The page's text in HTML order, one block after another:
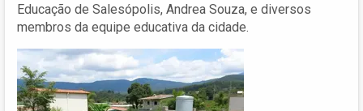
Educação de Salesópolis, Andrea Souza, e diversos
membros da equipe educativa da cidade.